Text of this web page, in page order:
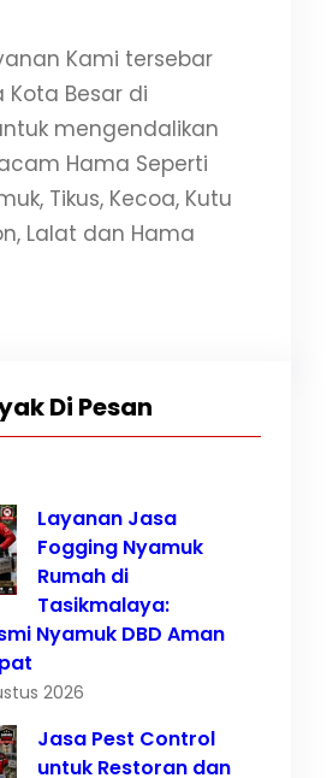
Kami tersebar
Kota Besar di
mengendalikan
Hama Seperti
Tikus, Kecoa, Kutu
Lalat dan Hama
Di Pesan
Layanan Jasa
Fogging Nyamuk
Rumah di
Tasikmalaya:
Nyamuk DBD Aman
2026
Jasa Pest Control
untuk Restoran dan